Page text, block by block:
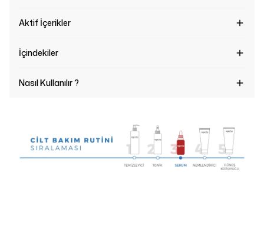
Aktif İçerikler
İçindekiler
Nasıl Kullanılır ?
Başlık Giriniz